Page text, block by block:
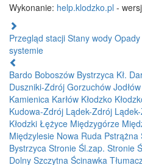
Wykonanie: help.klodzko.pl -
Przegląd stacji Stany wody Opady
systemie
Bardo Boboszów Bystrzyca Kł.
Duszniki-Zdrój Gorzuchów Jodłów
Kamienica Karłów Kłodzko
Kudowa-Zdrój Lądek-Zdrój
Kłodzki Łężyce Międzygórze
Międzylesie Nowa Ruda Pstrążna
Bystrzyca Stronie Śl.zap. Stronie
Dolny Szczytna Ścinawka